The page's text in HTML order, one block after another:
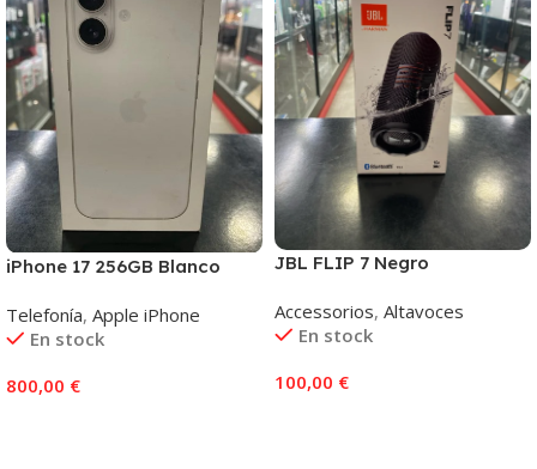
iPhone 17 256GB Blanco
Telefonía, Apple iPhone
En stock
800,00 €
JBL FLIP 7 Negro
Accessorios, Altavoces
En stock
100,00 €